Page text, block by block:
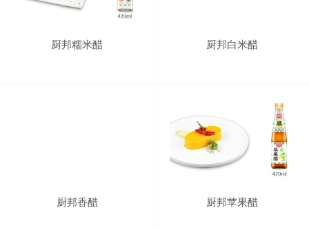
厨邦糯米醋 厨邦白米醋
厨邦香醋 厨邦苹果醋